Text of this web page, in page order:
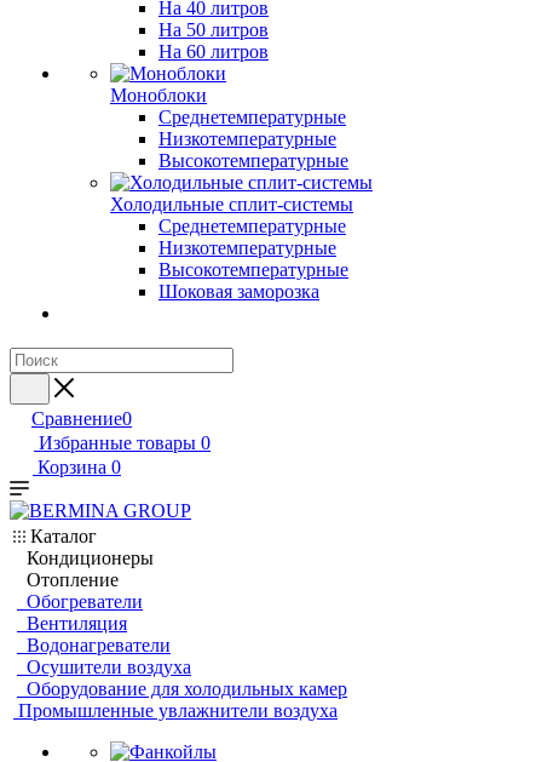
На 40 литров
На 50 литров
На 60 литров
Моноблоки
Среднетемпературные
Низкотемпературные
Высокотемпературные
Холодильные сплит-системы
Среднетемпературные
Низкотемпературные
Высокотемпературные
Шоковая заморозка
Сравнение0
Избранные товары 0
Корзина 0
Каталог
Кондиционеры
Отопление
Обогреватели
Вентиляция
Водонагреватели
Осушители воздуха
Оборудование для холодильных камер
Промышленные увлажнители воздуха